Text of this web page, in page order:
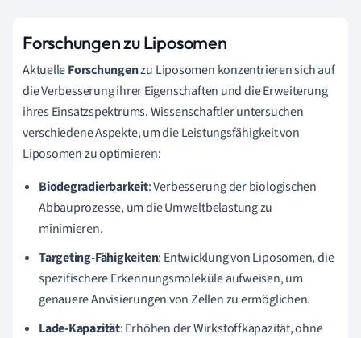
Forschungen zu Liposomen
AktuelleForschungenzu Liposomen konzentrieren sich auf
die Verbesserung ihrer Eigenschaften und die Erweiterung
ihres Einsatzspektrums. Wissenschaftler untersuchen
verschiedene Aspekte, um die Leistungsfähigkeit von
Liposomen zu optimieren:
Biodegradierbarkeit: Verbesserung der biologischen
Abbauprozesse, um die Umweltbelastung zu
minimieren.
Targeting-Fähigkeiten: Entwicklung von Liposomen, die
spezifischere Erkennungsmoleküle aufweisen, um
genauere Anvisierungen von Zellen zu ermöglichen.
Lade-Kapazität: Erhöhen der Wirkstoffkapazität, ohne